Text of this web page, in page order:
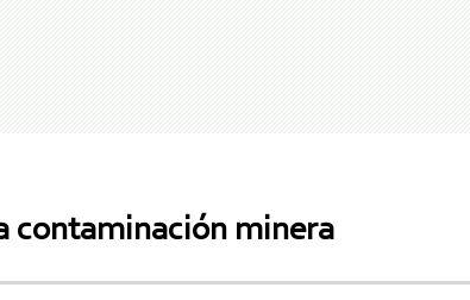
contaminación minera